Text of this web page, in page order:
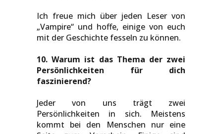
Ich freue mich über jeden Leser von
„Vampire“ und hoffe, einige von euch
mit der Geschichte fesseln zu können.
10. Warum ist das Thema der zwei
Persönlichkeiten für dich
faszinierend?
Jeder von uns trägt zwei
Persönlichkeiten in sich. Meistens
kommt bei den Menschen nur eine